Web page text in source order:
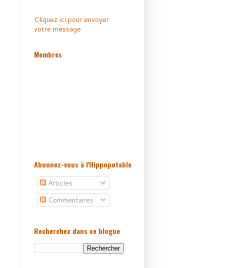
Cliquez ici pour envoyer
votre message
Membres
Abonnez-vous à l'Hippopotable
Articles
Commentaires
Recherchez dans ce blogue